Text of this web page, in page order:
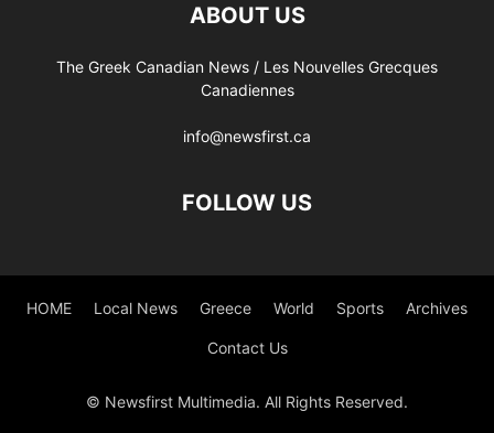
ABOUT US
The Greek Canadian News / Les Nouvelles Grecques
Canadiennes
info@newsfirst.ca
FOLLOW US
HOME Local News Greece World Sports Archives
Contact Us
© Newsfirst Multimedia. All Rights Reserved.